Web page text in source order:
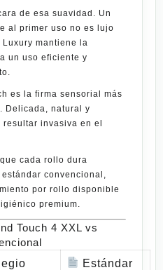
de esa suavidad. Un
al primer uso no es lujo
Luxury mantiene la
un uso eficiente y
es la firma sensorial más
Delicada, natural y
resultar invasiva en el
cada rollo dura
convencional,
por rollo disponible
premium.
Touch 4 XXL vs
Estándar